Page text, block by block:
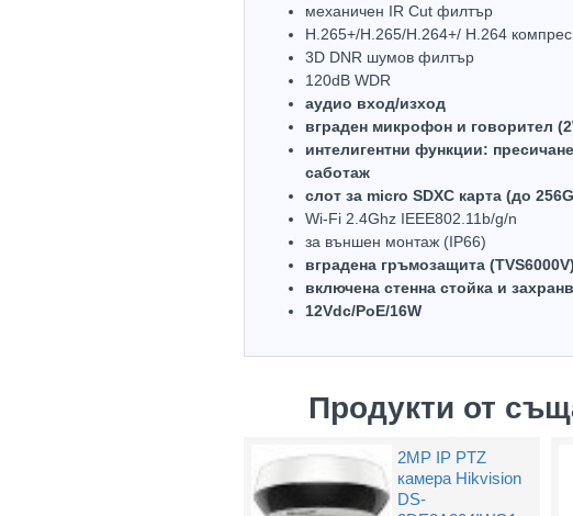
механичен IR Cut филтър
H.265+/H.265/H.264+/ H.264
3D DNR шумов филтър
120dB WDR
аудио вход/изход
вграден микрофон и говорител
интелигентни функции:
саботаж
слот за micro SDXC карта (до
Wi-Fi 2.4Ghz IEEE802.11b/g/n
за външен монтаж (IP66)
вградена гръмозащита (TVS6000V)
включена стенна стойка и
12Vdc/PoE/16W
Продукти от
2MP IP PTZ
камера Hikvision
DS-